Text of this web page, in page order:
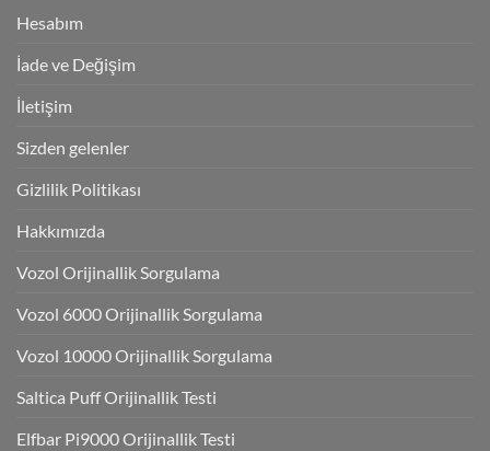
Hesabım
İade ve Değişim
İletişim
Sizden gelenler
Gizlilik Politikası
Hakkımızda
Vozol Orijinallik Sorgulama
Vozol 6000 Orijinallik Sorgulama
Vozol 10000 Orijinallik Sorgulama
Saltica Puff Orijinallik Testi
Elfbar Pi9000 Orijinallik Testi